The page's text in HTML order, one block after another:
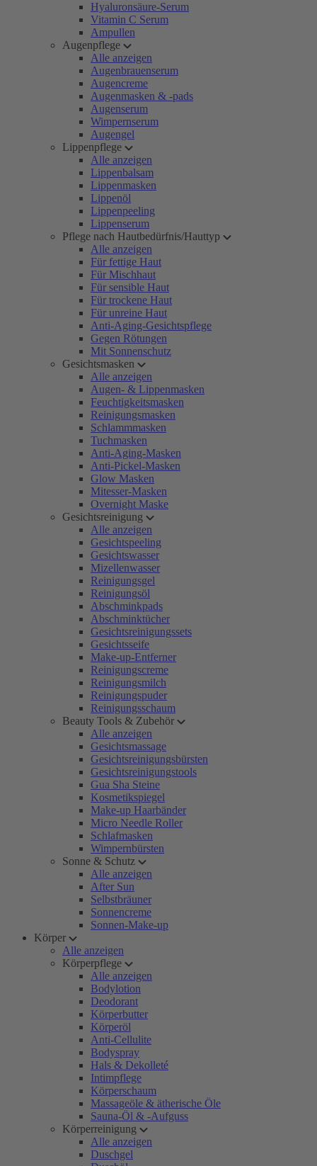
Hyaluronsäure-Serum
Vitamin C Serum
Ampullen
Augenpflege
Alle anzeigen
Augenbrauenserum
Augencreme
Augenmasken & -pads
Augenserum
Wimpernserum
Augengel
Lippenpflege
Alle anzeigen
Lippenbalsam
Lippenmasken
Lippenöl
Lippenpeeling
Lippenserum
Pflege nach Hautbedürfnis/Hauttyp
Alle anzeigen
Für fettige Haut
Für Mischhaut
Für sensible Haut
Für trockene Haut
Für unreine Haut
Anti-Aging-Gesichtspflege
Gegen Rötungen
Mit Sonnenschutz
Gesichtsmasken
Alle anzeigen
Augen- & Lippenmasken
Feuchtigkeitsmasken
Reinigungsmasken
Schlammmasken
Tuchmasken
Anti-Aging-Masken
Anti-Pickel-Masken
Glow Masken
Mitesser-Masken
Overnight Maske
Gesichtsreinigung
Alle anzeigen
Gesichtspeeling
Gesichtswasser
Mizellenwasser
Reinigungsgel
Reinigungsöl
Abschminkpads
Abschminktücher
Gesichtsreinigungssets
Gesichtsseife
Make-up-Entferner
Reinigungscreme
Reinigungsmilch
Reinigungspuder
Reinigungsschaum
Beauty Tools & Zubehör
Alle anzeigen
Gesichtsmassage
Gesichtsreinigungsbürsten
Gesichtsreinigungstools
Gua Sha Steine
Kosmetikspiegel
Make-up Haarbänder
Micro Needle Roller
Schlafmasken
Wimpernbürsten
Sonne & Schutz
Alle anzeigen
After Sun
Selbstbräuner
Sonnencreme
Sonnen-Make-up
Körper
Alle anzeigen
Körperpflege
Alle anzeigen
Bodylotion
Deodorant
Körperbutter
Körperöl
Anti-Cellulite
Bodyspray
Hals & Dekolleté
Intimpflege
Körperschaum
Massageöle & ätherische Öle
Sauna-Öl & -Aufguss
Körperreinigung
Alle anzeigen
Duschgel